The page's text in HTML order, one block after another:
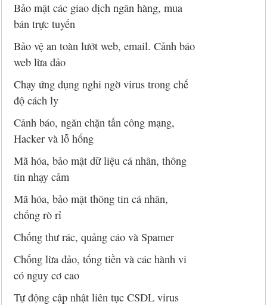
Bảo mật các giao dịch ngân hàng, mua
bán trực tuyến
Bảo vệ an toàn lướt web, email. Cảnh báo
web lừa đảo
Chạy ứng dụng nghi ngờ virus trong chế
độ cách ly
Cảnh báo, ngăn chặn tấn công mạng,
Hacker và lỗ hổng
Mã hóa, bảo mật dữ liệu cá nhân, thông
tin nhạy cảm
Mã hóa, bảo mật thông tin cá nhân,
chống rò rỉ
Chống thư rác, quảng cáo và Spamer
Chống lừa đảo, tống tiền và các hành vi
có nguy cơ cao
Tự động cập nhật liên tục CSDL virus